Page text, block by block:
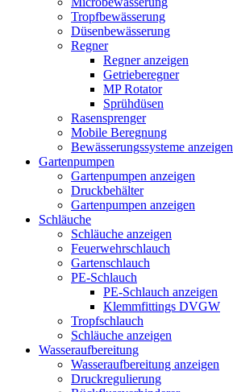
Tropfbewässerung
Düsenbewässerung
Regner
Regner anzeigen
Getrieberegner
MP Rotator
Sprühdüsen
Rasensprenger
Mobile Beregnung
Bewässerungssysteme anzeigen
Gartenpumpen
Gartenpumpen anzeigen
Druckbehälter
Gartenpumpen anzeigen
Schläuche
Schläuche anzeigen
Feuerwehrschlauch
Gartenschlauch
PE-Schlauch
PE-Schlauch anzeigen
Klemmfittings DVGW
Tropfschlauch
Schläuche anzeigen
Wasseraufbereitung
Wasseraufbereitung anzeigen
Druckregulierung